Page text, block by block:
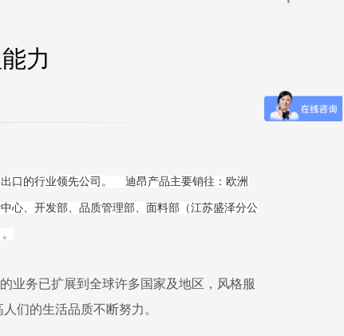
力
口的行业领先公司。 迪昂产品主要销往：欧洲
心、开发部、品质管理部、面料部（江苏盛泽分公
。
的业务已扩展到全球许多国家及地区，风格服
们的生活品质不断努力。